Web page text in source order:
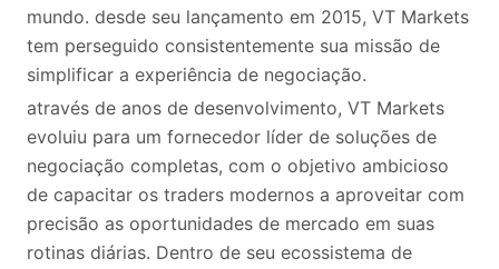
mundo. desde seu lançamento em 2015, VT Markets
tem perseguido consistentemente sua missão de
simplificar a experiência de negociação.
através de anos de desenvolvimento, VT Markets
evoluiu para um fornecedor líder de soluções de
negociação completas, com o objetivo ambicioso
de capacitar os traders modernos a aproveitar com
precisão as oportunidades de mercado em suas
rotinas diárias. Dentro de seu ecossistema de